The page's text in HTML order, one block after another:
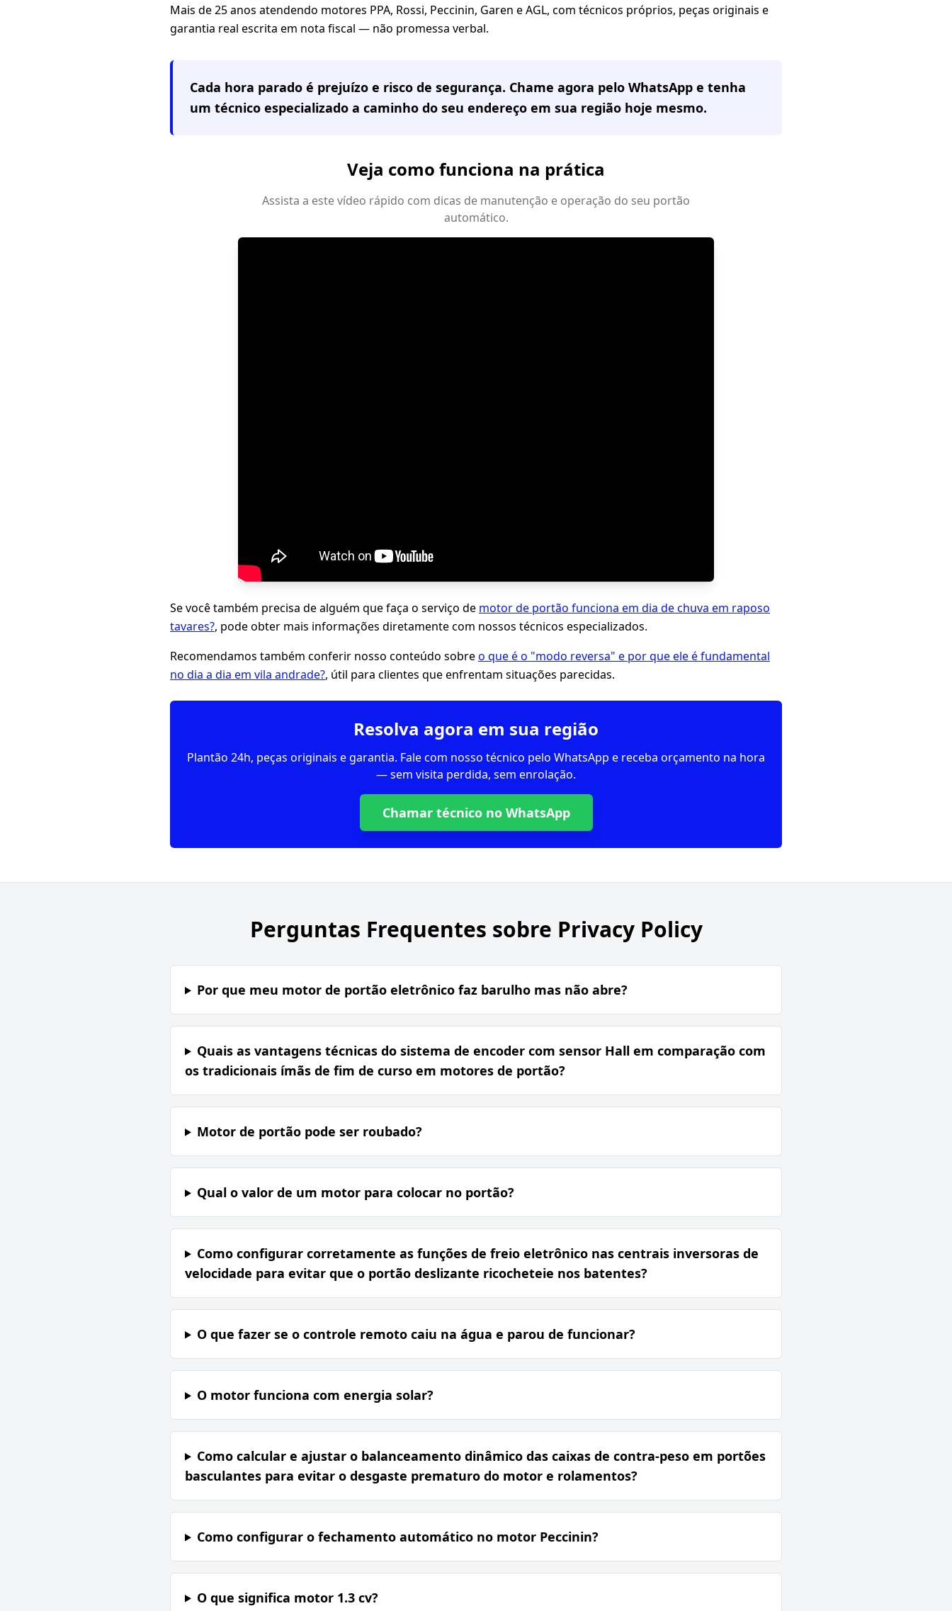
Mais de 25 anos atendendo motores PPA, Rossi, Peccinin, Garen e AGL, com técnicos próprios, peças originais e
garantia real escrita em nota fiscal — não promessa verbal.
Cada hora parado é prejuízo e risco de segurança. Chame agora pelo WhatsApp e tenha
um técnico especializado a caminho do seu endereço em sua região hoje mesmo.
Veja como funciona na prática
Assista a este vídeo rápido com dicas de manutenção e operação do seu portão
automático.
Se você também precisa de alguém que faça o serviço de motor de portão funciona em dia de chuva em raposo
tavares?, pode obter mais informações diretamente com nossos técnicos especializados.
Recomendamos também conferir nosso conteúdo sobreo que é o "modo reversa" e por que ele é fundamental
no dia a dia em vila andrade?, útil para clientes que enfrentam situações parecidas.
Resolva agora em sua região
Plantão 24h, peças originais e garantia. Fale com nosso técnico pelo WhatsApp e receba orçamento na hora
— sem visita perdida, sem enrolação.
Chamar técnico no WhatsApp
Perguntas Frequentes sobre Privacy Policy
Por que meu motor de portão eletrônico faz barulho mas não abre?
Quais as vantagens técnicas do sistema de encoder com sensor Hall em comparação com
os tradicionais ímãs de fim de curso em motores de portão?
Motor de portão pode ser roubado?
Qual o valor de um motor para colocar no portão?
Como configurar corretamente as funções de freio eletrônico nas centrais inversoras de
velocidade para evitar que o portão deslizante ricocheteie nos batentes?
O que fazer se o controle remoto caiu na água e parou de funcionar?
O motor funciona com energia solar?
Como calcular e ajustar o balanceamento dinâmico das caixas de contra-peso em portões
basculantes para evitar o desgaste prematuro do motor e rolamentos?
Como configurar o fechamento automático no motor Peccinin?
O que significa motor 1.3 cv?